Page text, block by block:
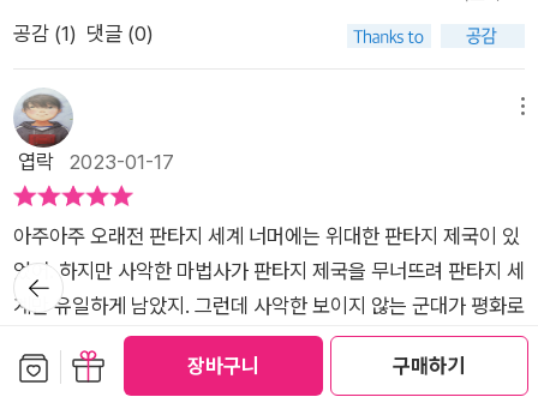
장바구니 구매하기
하는 메시지를 멋지게 완성해볼 수 있으니 놓치지 말자. 모험이
스트로 돌아 온다. 우리가 책장을 덮으면 허구의 이야기 세계에서
다시 현실로 돌아오는 것처럼 말이다. 이번 방학에는 전 세계 어
린이의 친구 제로니모와 함께 아주 특별한 환상 모험을 떠나 보면
어떨까. 기존에 만나왔던 제로니모의 모험들도 모두 판타스틱했
었지만, 이번 작품에서는 더욱 위험천만하고, 험난한 여정을 보여
준다. 하늘을 찌를 듯 키 큰 나무들로 가득한 숲을 지나고, 구름마
저 발아래 깔릴 정도로 높은 곳을 달리고, 언제든 괴물이 튀어나
와도 이상하지 않을만한 칙칙하고 음습한 늪지대에 도착해, 시뻘
건 용암 웅덩이가 된 불꽃 늪을 건너고, 안개 호수와 기이한 바다
내는 국물과 같은 잔잔한 감동이 있고 책을 손에서 내려놓지 못하
느끼게 만드는 요소들로 구성되어 있어요. 여러분도 자녀들과 맛
보시길 바래요. [이 글은 출판사로부터 책을 제공받아 자유롭게
작성한 것입니다.]​​
이 새로운 팝업책이 완벽하게 마무리 되었는지 꼼꼼하게 살피던
중 알 수 없는 힘에 이끌려 책 속으로 들어오게 되요. 자신이 보던
진 것 같아요. 자신도 읽던 책 속의 나라로 가보고 싶다고 말하길
래 제가 집중하면 된다고 웃으며 말해주기도 했어요. 제로니모는
도움을 청하기 위해 판타지 세계의 여왕인 플로리아 플라라 여왕
계에서 모험을 했던 제로니모가 웅장하고 아름다운 성을 본 순간
가슴이 뭉클했다는 부분을 읽으니 두눈으로 직접 보고 싶다는 생
각이 들기도 했어요. 망토와 두건을 쓴 빠르게 지나가는 누군가가
플로리아 여왕으로 알고 제로니모는 쫓아가지만 여왕님이 아니
라는 것을 알게되는 장면에서는 수상한 느낌이 들었어요. 장미 향
공감 (1) 댓글 (0)
엽락 2023-01-17
아주아주 오래전 판타지 세계 너머에는 위대한 판타지 제국이 있
었어. 하지만 사악한 마법사가 판타지 제국을 무너뜨려 판타지 세
계만 유일하게 남았지. 그런데 사악한 보이지 않는 군대가 평화로
운 판타지 세계마저 노리고 있어. 결국 플로리아 여왕님은 전설
속 왕관을 찾아 판타지 제국을 다시 세우기로 결심했지! 제로니모
뒤로가
기